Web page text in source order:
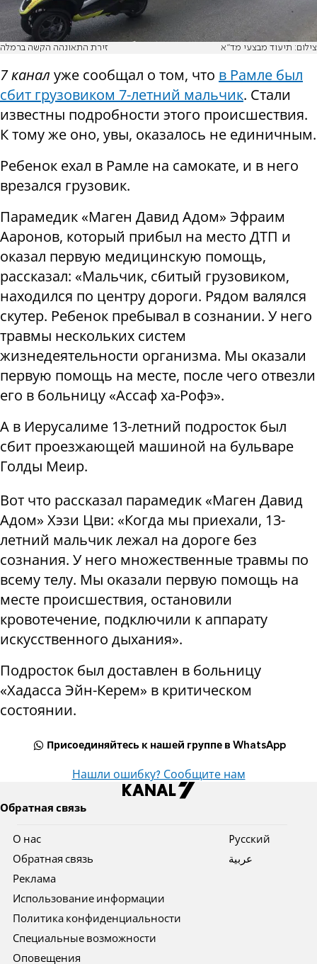
זירת התאונהה הקשה ברמלה צילום: תיעוד מבצעי מד"א
7 канал уже сообщал о том, что в Рамле был
сбит грузовиком 7-летний мальчик. Стали
известны подробности этого происшествия.
К тому же оно, увы, оказалось не единичным.
Ребенок ехал в Рамле на самокате, и в него
врезался грузовик.
Парамедик «Маген Давид Адом» Эфраим
Ааронов, который прибыл на место ДТП и
оказал первую медицинскую помощь,
рассказал: «Мальчик, сбитый грузовиком,
находился по центру дороги. Рядом валялся
скутер. Ребенок пребывал в сознании. У него
травмы нескольких систем
жизнедеятельности организма. Мы оказали
первую помощь на месте, после чего отвезли
его в больницу «Ассаф ха-Рофэ».
А в Иерусалиме 13-летний подросток был
сбит проезжающей машиной на бульваре
Голды Меир.
Вот что рассказал парамедик «Маген Давид
Адом» Хэзи Цви: «Когда мы приехали, 13-
летний мальчик лежал на дороге без
сознания. У него множественные травмы по
всему телу. Мы оказали первую помощь на
месте происшествия, остановили
кровотечение, подключили к аппарату
искусственного дыхания».
Подросток был доставлен в больницу
«Хадасса Эйн-Керем» в критическом
состоянии.
Присоединяйтесь к нашей группе в WhatsApp
Нашли ошибку? Сообщите нам
Обратная связь
О нас
Обратная связь
Реклама
Использование информации
Политика конфиденциальности
Специальные возможности
Оповещения
Pусский
عربية